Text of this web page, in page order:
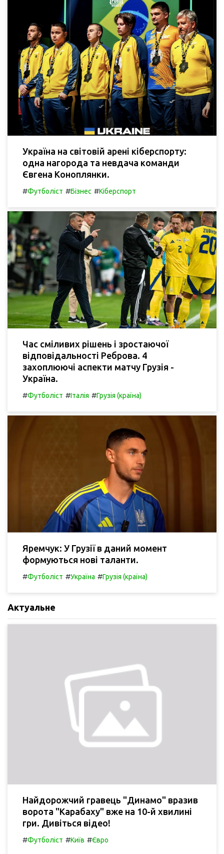
Україна на світовій арені кіберспорту:
одна нагорода та невдача команди
Євгена Коноплянки.
#Футболіст #Бізнес #Кіберспорт
Час сміливих рішень і зростаючої
відповідальності Реброва. 4
захоплюючі аспекти матчу Грузія -
Україна.
#Футболіст #Італія #Грузія (країна)
Яремчук: У Грузії в даний момент
формуються нові таланти.
#Футболіст #Україна #Грузія (країна)
Актуальне
Найдорожчий гравець "Динамо" вразив
ворота "Карабаху" вже на 10-й хвилині
гри. Дивіться відео!
#Футболіст #Київ #Євро